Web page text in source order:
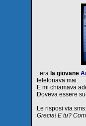
: era la giovane
telefonava mai.
E mi chiamava
Doveva essere
Le risposi via sms:
Grecia! E tu?